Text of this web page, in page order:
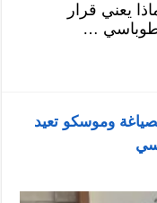
يعني قرار
طوباسي …
وموسكو تعيد